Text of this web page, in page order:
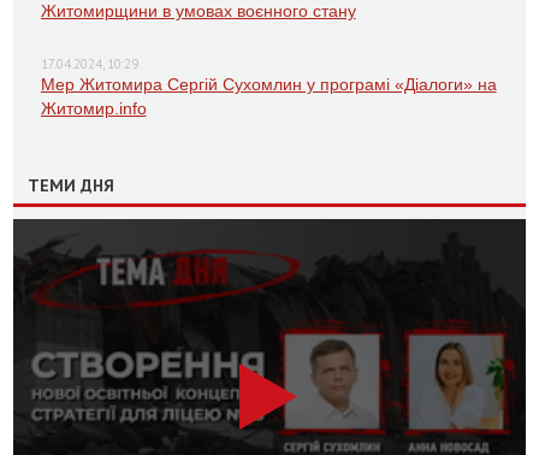
Житомирщини в умовах воєнного стану
17.04.2024, 10:29
Мер Житомира Сергій Сухомлин у програмі «Діалоги» на
Житомир.info
ТЕМИ ДНЯ